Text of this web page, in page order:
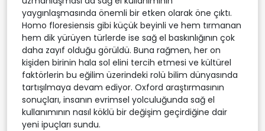
yaygınlaşmasında önemli bir etken olarak öne çıktı.
Homo floresiensis gibi küçük beyinli ve hem tırmanan
hem dik yürüyen türlerde ise sağ el baskınlığının çok
daha zayıf olduğu görüldü. Buna rağmen, her on
kişiden birinin hala sol elini tercih etmesi ve kültürel
faktörlerin bu eğilim üzerindeki rolü bilim dünyasında
tartışılmaya devam ediyor. Oxford araştırmasının
sonuçları, insanın evrimsel yolculuğunda sağ el
kullanımının nasıl köklü bir değişim geçirdiğine dair
yeni ipuçları sundu.